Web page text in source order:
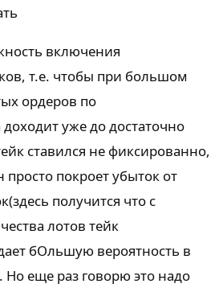
включения
т.е. чтобы при большом
ордеров по
доходит уже до достаточно
ставился не фиксированно,
просто покроет убыток от
получится что с
лотов тейк
бОльшую вероятность в
Но еще раз говорю это надо